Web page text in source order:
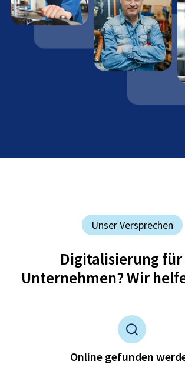
Unser Versprechen
Digitalisierung
Unternehmen? Wir
Online gefunden